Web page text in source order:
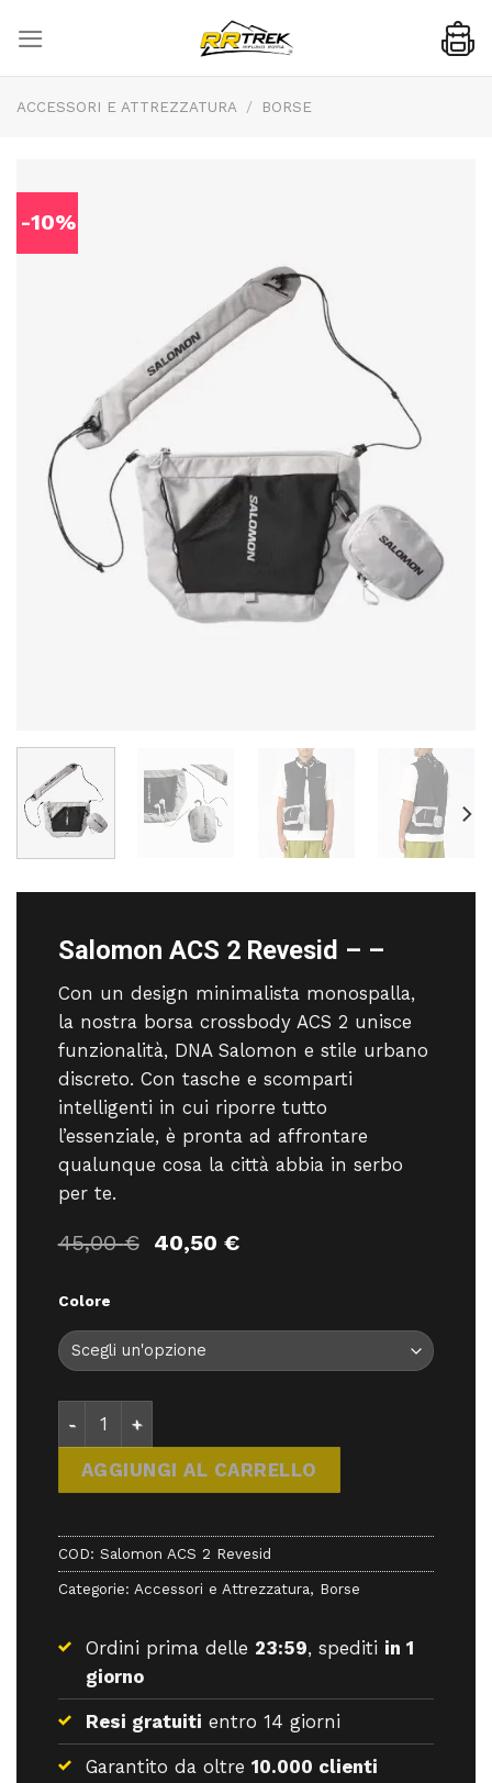
content
ACCESSORI E ATTREZZATURA / BORSE
-10%
Salomon ACS 2 Revesid – –
Con un design minimalista monospalla,
la nostra borsa crossbody ACS 2 unisce
funzionalità, DNA Salomon e stile urbano
discreto. Con tasche e scomparti
intelligenti in cui riporre tutto
l’essenziale, è pronta ad affrontare
qualunque cosa la città abbia in serbo
per te.
45,00€ Il
45,00 €.
40,50 €Il
40,50 €.
Colore
Salomon ACS 2 Revesid - - quantità
AGGIUNGI AL CARRELLO
COD: Salomon ACS 2 Revesid
Categorie: Accessori e Attrezzatura, Borse
Ordini prima delle 23:59, spediti in 1
giorno
Resi gratuiti entro 14 giorni
Garantito da oltre 10.000 clienti